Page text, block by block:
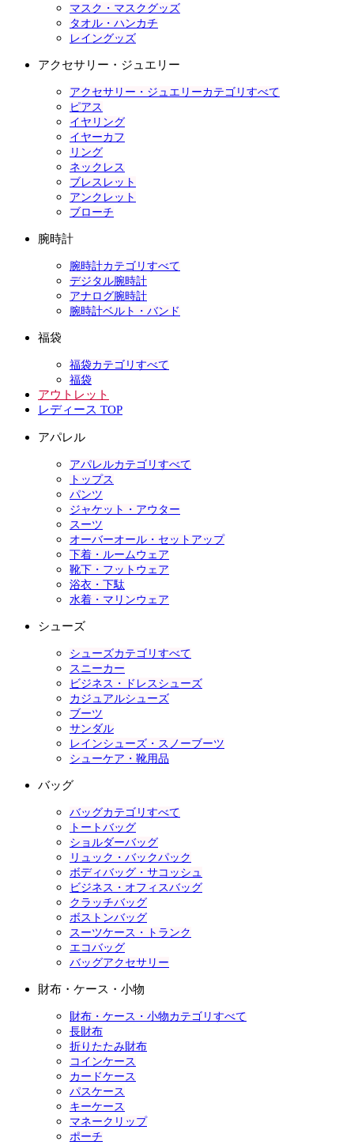
マスク・マスクグッズ
タオル・ハンカチ
レイングッズ
アクセサリー・ジュエリー
アクセサリー・ジュエリーカテゴリすべて
ピアス
イヤリング
イヤーカフ
リング
ネックレス
ブレスレット
アンクレット
ブローチ
腕時計
腕時計カテゴリすべて
デジタル腕時計
アナログ腕時計
腕時計ベルト・バンド
福袋
福袋カテゴリすべて
福袋
アウトレット
レディース TOP
アパレル
アパレルカテゴリすべて
トップス
パンツ
ジャケット・アウター
スーツ
オーバーオール・セットアップ
下着・ルームウェア
靴下・フットウェア
浴衣・下駄
水着・マリンウェア
シューズ
シューズカテゴリすべて
スニーカー
ビジネス・ドレスシューズ
カジュアルシューズ
ブーツ
サンダル
レインシューズ・スノーブーツ
シューケア・靴用品
バッグ
バッグカテゴリすべて
トートバッグ
ショルダーバッグ
リュック・バックパック
ボディバッグ・サコッシュ
ビジネス・オフィスバッグ
クラッチバッグ
ボストンバッグ
スーツケース・トランク
エコバッグ
バッグアクセサリー
財布・ケース・小物
財布・ケース・小物カテゴリすべて
長財布
折りたたみ財布
コインケース
カードケース
パスケース
キーケース
マネークリップ
ポーチ